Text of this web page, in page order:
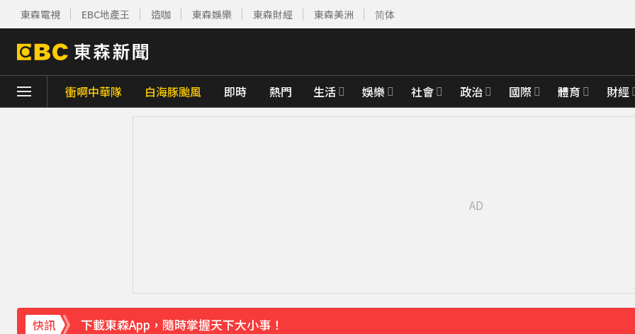
東森電視 EBC地產王 造咖 東森娛樂 東森財經 東森美洲 简体
衝啊中華隊 白海豚颱風 即時 熱門 生活 娛樂 社會 政治 國際 體育 財經
快訊
下載東森App，隨時掌握天下大小事！